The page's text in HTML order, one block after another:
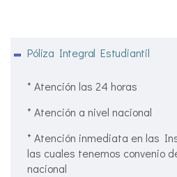
Póliza Integral Estudiantil
* Atención las 24 horas
* Atención a nivel nacional
* Atención inmediata en las
las cuales tenemos convenio
nacional